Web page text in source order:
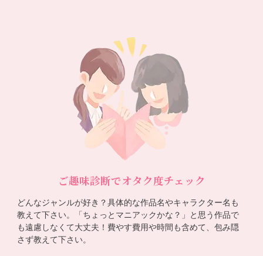
ご趣味診断でオタク度チェック
どんなジャンルが好き？具体的な作品名やキャラクター名も
教えて下さい。「ちょっとマニアックかな？」と思う作品で
も遠慮しなくて大丈夫！費やす費用や時間も含めて、包み隠
さず教えて下さい。